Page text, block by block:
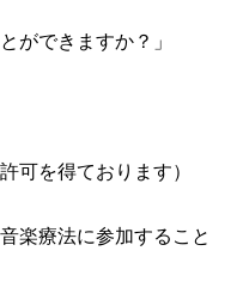
ができますか？」
可を得ております）
楽療法に参加すること